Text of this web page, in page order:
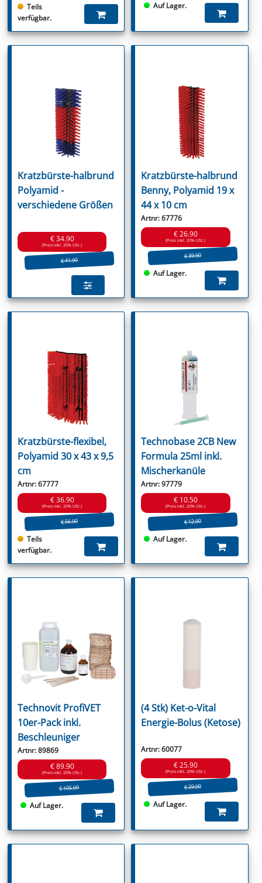
Teils
verfügbar.
Auf Lager.
Kratzbürste-halbrund
Polyamid -
verschiedene Größen
€ 34.90
(Preis inkl. 20% USt.)
€ 41.90
Kratzbürste-halbrund
Benny, Polyamid 19 x
44 x 10 cm
Artnr: 67776
€ 26.90
(Preis inkl. 20% USt.)
€ 39.90
Auf Lager.
Kratzbürste-flexibel,
Polyamid 30 x 43 x 9,5
cm
Artnr: 67777
€ 36.90
(Preis inkl. 20% USt.)
€ 56.90
Teils
verfügbar.
Technobase 2CB New
Formula 25ml inkl.
Mischerkanüle
Artnr: 97779
€ 10.50
(Preis inkl. 20% USt.)
€ 12.90
Auf Lager.
Technovit ProfiVET
10er-Pack inkl.
Beschleuniger
Artnr: 89869
€ 89.90
(Preis inkl. 20% USt.)
€ 105.90
Auf Lager.
(4 Stk) Ket-o-Vital
Energie-Bolus (Ketose)
Artnr: 60077
€ 25.90
(Preis inkl. 20% USt.)
€ 29.90
Auf Lager.